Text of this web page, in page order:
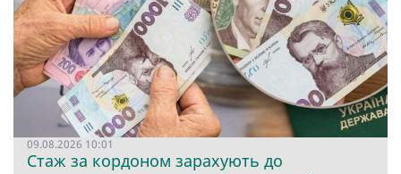
09.08.2026 10:01
Стаж за кордоном зарахують до